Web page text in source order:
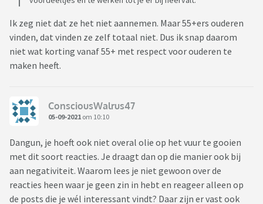
Ik zeg niet dat ze het niet aannemen. Maar 55+ers ouderen
vinden, dat vinden ze zelf totaal niet. Dus ik snap daarom
niet wat korting vanaf 55+ met respect voor ouderen te
maken heeft.
ConsciousWalrus47
05-09-2021 om 10:10
Dangun, je hoeft ook niet overal olie op het vuur te gooien
met dit soort reacties. Je draagt dan op die manier ook bij
aan negativiteit. Waarom lees je niet gewoon over de
reacties heen waar je geen zin in hebt en reageer alleen op
de posts die je wél interessant vindt? Daar zijn er vast ook